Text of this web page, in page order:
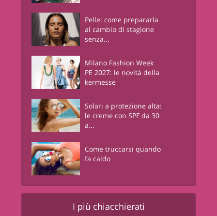
Pelle: come prepararla
al cambio di stagione
senza...
Milano Fashion Week
PE 2027: le novità della
kermesse
Solari a protezione alta:
le creme con SPF da 30
a...
Come truccarsi quando
fa caldo
I più chiacchierati